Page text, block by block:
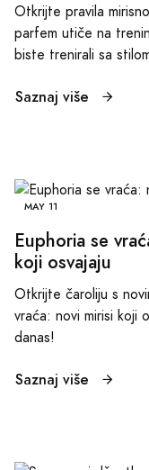
Otkrijte pravila
parfem utiče na
biste trenirali sa
Saznaj više
MAY 11
Euphoria se
koji osvajaju
Otkrijte čaroliju s
vraća: novi mirisi koji
danas!
Saznaj više